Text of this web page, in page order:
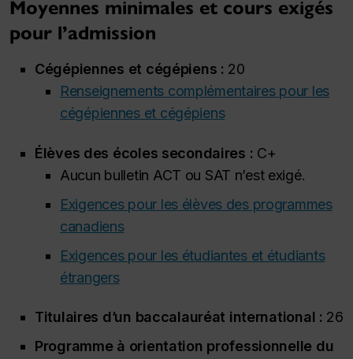
Moyennes minimales et cours exigés
pour l’admission
Cégépiennes et cégépiens : 20
Renseignements complémentaires pour les
cégépiennes et cégépiens
Élèves des écoles secondaires : C+
Aucun bulletin ACT ou SAT n’est exigé.
Exigences pour les élèves des programmes
canadiens
Exigences pour les étudiantes et étudiants
étrangers
Titulaires d’un baccalauréat international : 26
Programme à orientation professionnelle du